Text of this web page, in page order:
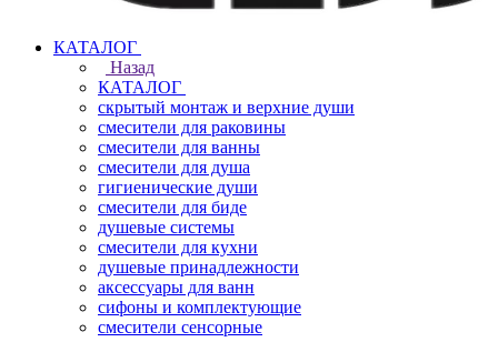
КАТАЛОГ
Назад
КАТАЛОГ
скрытый монтаж и верхние души
смесители для раковины
смесители для ванны
смесители для душа
гигиенические души
смесители для биде
душевые системы
смесители для кухни
душевые принадлежности
аксессуары для ванн
сифоны и комплектующие
смесители сенсорные